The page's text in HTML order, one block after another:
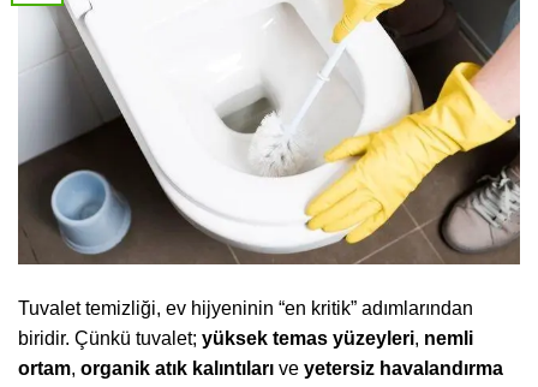
Tuvalet temizliği, ev hijyeninin “en kritik” adımlarından
biridir. Çünkü tuvalet; yüksek temas yüzeyleri, nemli
ortam, organik atık kalıntıları ve yetersiz havalandırma